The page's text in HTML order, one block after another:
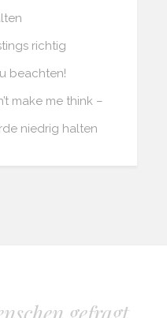
richtig
beachten!
make me think –
niedrig halten